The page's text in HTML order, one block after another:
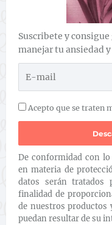
Suscribete y
manejar tu ansiedad
Acepto que se traten
De conformidad con
en materia de
datos serán tratados
finalidad de
de nuestros productos
puedan resultar de su